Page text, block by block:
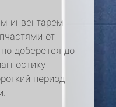
инвентарем
от
доберется до
период